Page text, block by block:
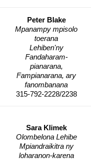
Peter Blake
Mpanampy mpisolo
toerana
Lehiben'ny
Fandaharam-
pianarana,
Fampianarana, ary
fanombanana
315-792-2228/2238
Sara Klimek
Olombelona Lehibe
Mpiandraikitra ny
loharanon-karena